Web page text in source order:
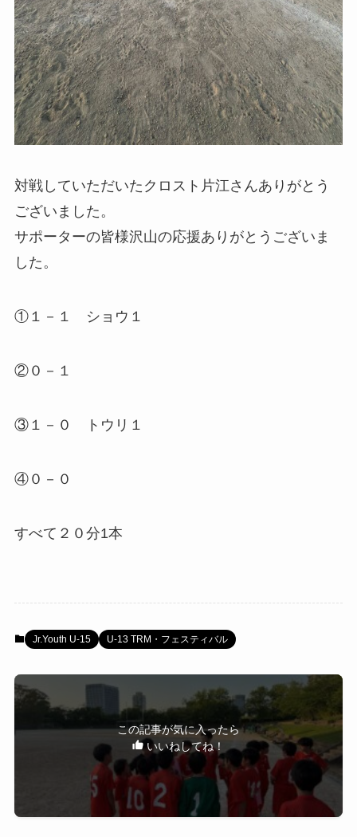
対戦していただいたクロスト片江さんありがとう
ございました。
サポーターの皆様沢山の応援ありがとうございま
した。
①１－１ ショウ１
②０－１
③１－０ トウリ１
④０－０
すべて２０分1本
Jr.Youth U-15 U-13 TRM・フェスティバル
この記事が気に入ったら
いいねしてね！